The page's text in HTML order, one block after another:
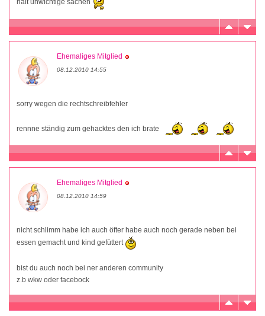
Ehemaliges Mitglied
08.12.2010 14:55
sorry wegen die rechtschreibfehler
rennne ständig zum gehacktes den ich brate
Ehemaliges Mitglied
08.12.2010 14:59
nicht schlimm habe ich auch öfter habe auch noch gerade neben bei
essen gemacht und kind gefüttert
bist du auch noch bei ner anderen community
z.b wkw oder facebock